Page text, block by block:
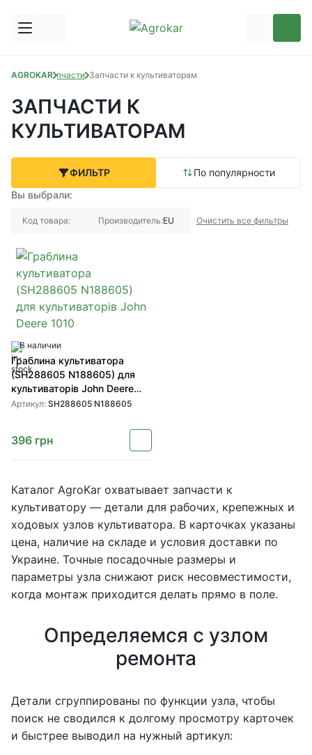
AGROKARЗапчасти Запчасти к культиваторам
ЗАПЧАСТИ К
КУЛЬТИВАТОРАМ
ФИЛЬТР
По популярности
Вы выбрали:
Код товара: Производитель:EU Очистить все фильтры
В наличии
Граблина культиватора
(SH288605 N188605) для
культиваторів John Deere
1010
Артикул: SH288605 N188605
396 грн
Каталог AgroKar охватывает запчасти к
культиватору — детали для рабочих, крепежных и
ходовых узлов культиватора. В карточках указаны
цена, наличие на складе и условия доставки по
Украине. Точные посадочные размеры и
параметры узла снижают риск несовместимости,
когда монтаж приходится делать прямо в поле.
Определяемся с узлом
ремонта
Детали сгруппированы по функции узла, чтобы
поиск не сводился к долгому просмотру карточек
и быстрее выводил на нужный артикул: